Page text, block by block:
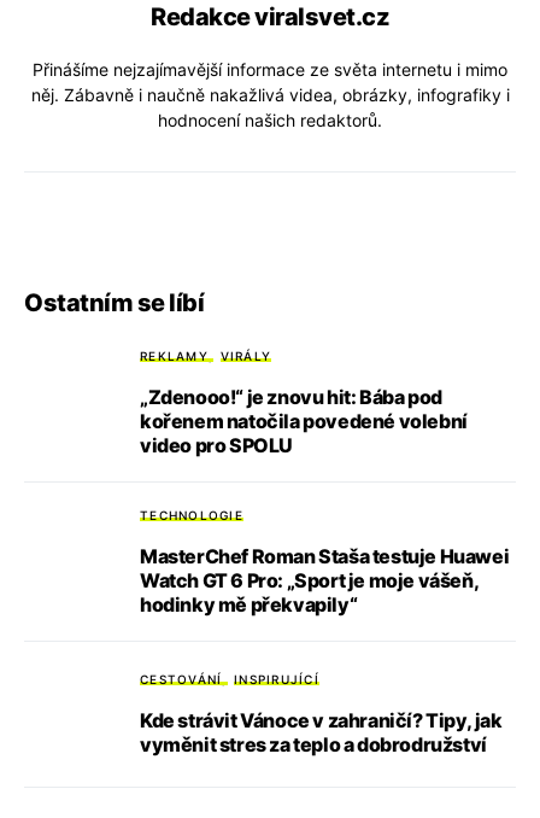
Redakce viralsvet.cz
Přinášíme nejzajímavější informace ze světa internetu i mimo
něj. Zábavně i naučně nakažlivá videa, obrázky, infografiky i
hodnocení našich redaktorů.
Ostatním se líbí
REKLAMY VIRÁLY
„Zdenooo!“ je znovu hit: Bába pod
kořenem natočila povedené volební
video pro SPOLU
TECHNOLOGIE
MasterChef Roman Staša testuje Huawei
Watch GT 6 Pro: „Sport je moje vášeň,
hodinky mě překvapily“
CESTOVÁNÍ INSPIRUJÍCÍ
Kde strávit Vánoce v zahraničí? Tipy, jak
vyměnit stres za teplo a dobrodružství